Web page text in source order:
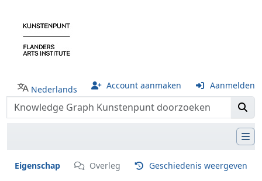
Nederlands Account aanmaken Aanmelden
Eigenschap Overleg Geschiedenis weergeven